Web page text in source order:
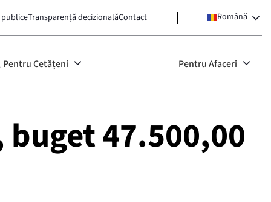
Transparență decizionalăContact Română
Pentru Cetățeni Pentru Afaceri
47.500,00